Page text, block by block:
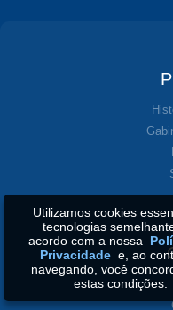
Utilizamos cookies
tecnologias
acordo com a nossa
Privacidadee, ao
navegando, você
estas condições.